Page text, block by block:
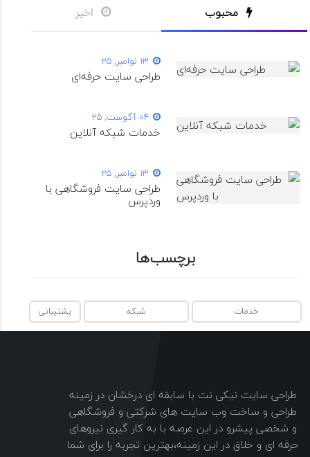
محبوب اخیر
13 نوامبر, 25
طراحی سایت حرفه‌ای
04 آگوست, 25
خدمات شبکه آنلاین
13 نوامبر, 25
طراحی سایت فروشگاهی با
وردپرس
برچسب‌ها
خدمات شبکه پشتیبانی
طراحی سایت نیکی نت با سابقه ای درخشان در زمینه
طراحی و ساخت وب سایت های شرکتی و فروشگاهی
و شخصی پیشرو در این عرصه با به کار گیری نیروهای
حرفه ای و خلاق در این زمینه،بهترین تجربه را برای شما